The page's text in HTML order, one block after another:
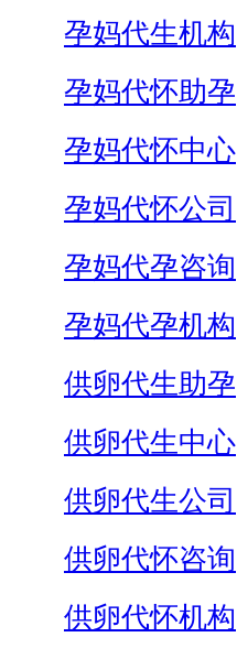
孕妈代生机构
孕妈代怀助孕
孕妈代怀中心
孕妈代怀公司
孕妈代孕咨询
孕妈代孕机构
供卵代生助孕
供卵代生中心
供卵代生公司
供卵代怀咨询
供卵代怀机构